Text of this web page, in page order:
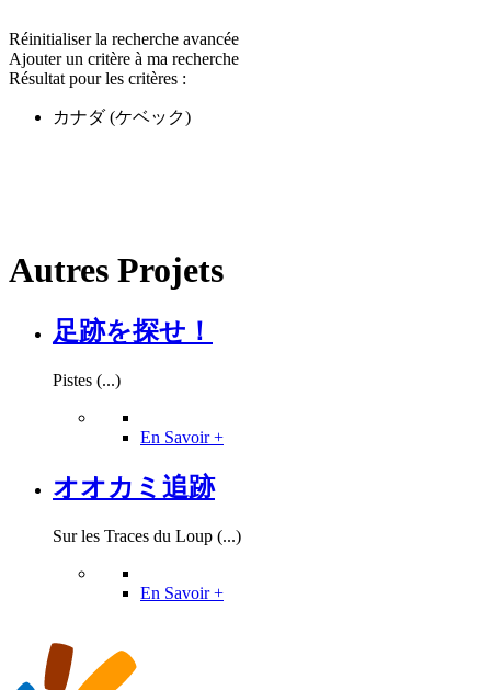
Réinitialiser la recherche avancée
Ajouter un critère à ma recherche
Résultat pour les critères :
カナダ (ケベック)
Autres Projets
足跡を探せ！
Pistes (...)
En Savoir +
オオカミ追跡
Sur les Traces du Loup (...)
En Savoir +